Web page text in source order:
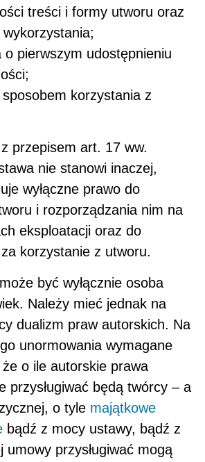
treści i formy utworu oraz
o pierwszym udostępnieniu
korzystania z
przepisem art. 17 ww.
nie stanowi inaczej,
wyłączne prawo do
i rozporządzania nim na
eksploatacji oraz do
korzystanie z utworu.
być wyłącznie osoba
Należy mieć jednak na
dualizm praw autorskich. Na
unormowania wymagane
o ile autorskie prawa
przysługiwać będą twórcy – a
o tyle majątkowe
bądź z mocy ustawy, bądź z
umowy przysługiwać mogą